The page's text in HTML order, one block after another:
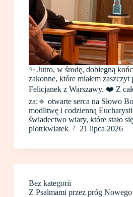
✨ Jutro, w środę, dobiegną
zakonne, które miałem
Felicjanek z Warszawy. ❤️ Z
za:🔹 otwarte serca na Słowo
modlitwę i codzienną
świadectwo wiary, które stało
piotrkwiatek
21 lipca 2026
Bez kategorii
Z Psalmami przez próg